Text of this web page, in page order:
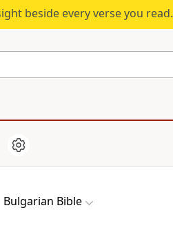
beside every verse you read.
Bulgarian Bible